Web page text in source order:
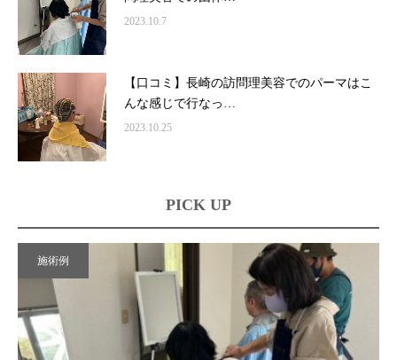
2023.10.7
【口コミ】長崎の訪問理美容でのパーマはこ
んな感じで行なっ…
2023.10.25
PICK UP
施術例